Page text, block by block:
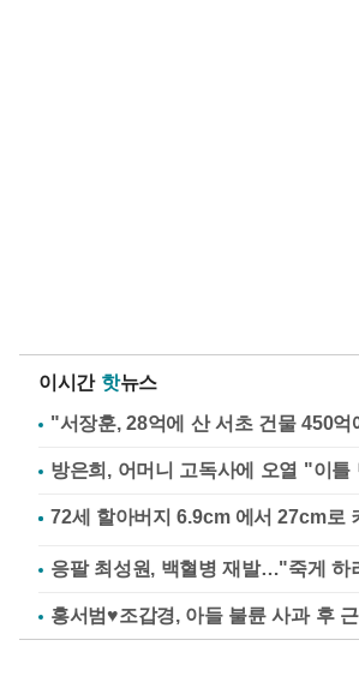
이시간 핫뉴스
"서장훈, 28억에 산 서초 건물 450억
방은희, 어머니 고독사에 오열 "이틀
응팔 최성원, 백혈병 재발…"죽게 하
홍서범♥조갑경, 아들 불륜 사과 후